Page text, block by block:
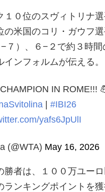
１０位のスヴィトリナ
の米国のコリ・ガウフ選
７）、６−２で約３時間
インフォルムが伝える。
IN ROME!!!
|#IBI26
yafs6JpUlI
(@WTA) May 16, 2026
勝者は、１００万ユー
ランキングポイントを獲